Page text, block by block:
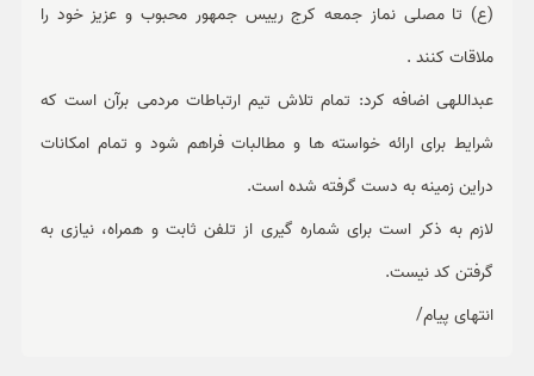
(ع) تا مصلی نماز جمعه کرج رییس جمهور محبوب و عزیز خود را
ملاقات کنند .
عبداللهی اضافه کرد: تمام تلاش تیم ارتباطات مردمی برآن است که
شرایط برای ارائه خواسته ها و مطالبات فراهم شود و تمام امکانات
دراین زمینه به دست گرفته شده است.
لازم به ذکر است برای شماره گیری از تلفن ثابت و همراه، نیازی به
گرفتن کد نیست.
انتهای پیام/